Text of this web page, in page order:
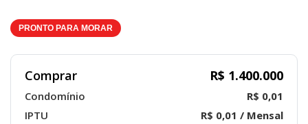
PRONTO PARA MORAR
Comprar R$ 1.400.000
Condomínio
R$ 0,01
IPTU
R$ 0,01 / Mensal